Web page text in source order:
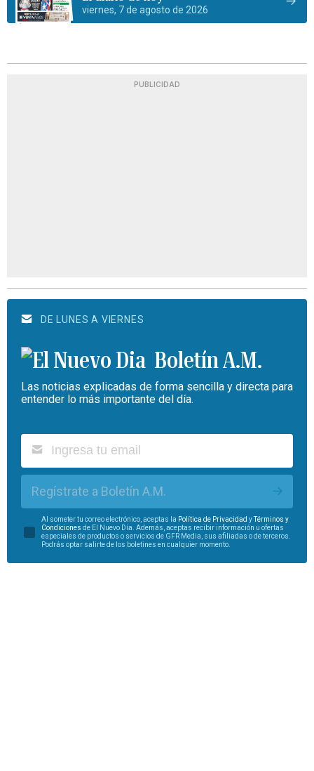
viernes, 7 de agosto de 2026
PUBLICIDAD
DE LUNES A VIERNES
Boletín A.M.
Las noticias explicadas de forma sencilla y directa para
entender lo más importante del día.
Regístrate a Boletín A.M.
Al someter tu correo electrónico, aceptas la Política de Privacidad yTérminos y
Condiciones de El Nuevo Día. Además, aceptas recibir información u ofertas
especiales de productos o servicios de GFR Media, sus afiliadas o de terceros.
Podrás optar salirte de los boletines en cualquier momento.